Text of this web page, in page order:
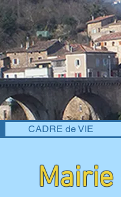
CADRE de VIE
Mairie